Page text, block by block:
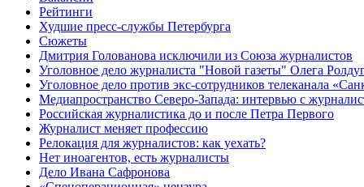
Рейтинги
Худшие пресс-службы Петербурга
Сюжеты
Дмитрия Голованова исключили из Союза журналистов
Уголовное дело журналиста "Новой газеты" Олега
Уголовное дело против экс-сотрудников телеканала
Медиапространство Северо-Запада: интервью с
Российская журналистика до и после Петра Первого
Журналист меняет профессию
Релокация для журналистов: как уехать?
Нет иноагентов, есть журналисты
Дело Ивана Сафронова